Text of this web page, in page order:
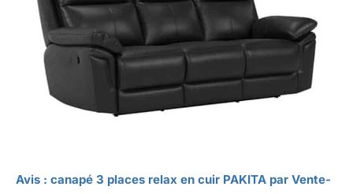
Avis : canapé 3 places relax en cuir PAKITA par Vente-